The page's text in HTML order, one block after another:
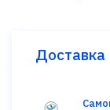
Доставка